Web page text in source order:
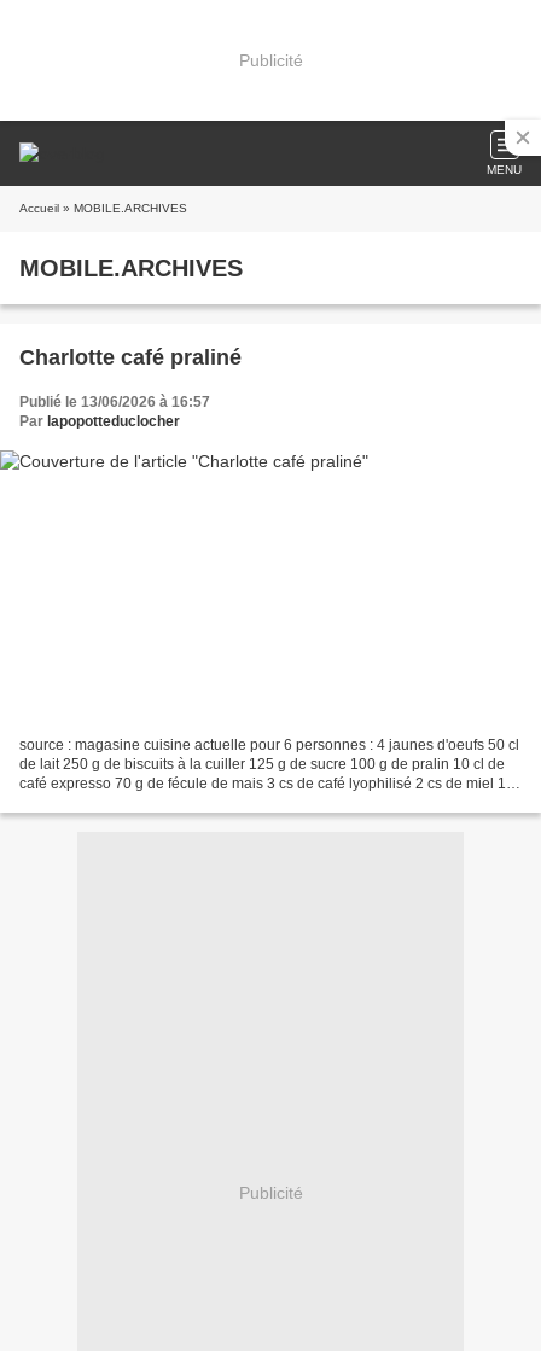
Publicité
MENU
Accueil » MOBILE.ARCHIVES
MOBILE.ARCHIVES
Charlotte café praliné
Publié le 13/06/2026 à 16:57
Par lapopotteduclocher
source : magasine cuisine actuelle pour 6 personnes : 4 jaunes d'oeufs 50 cl
de lait 250 g de biscuits à la cuiller 125 g de sucre 100 g de pralin 10 cl de
café expresso 70 g de fécule de mais 3 cs de café lyophilisé 2 cs de miel 1
Publicité